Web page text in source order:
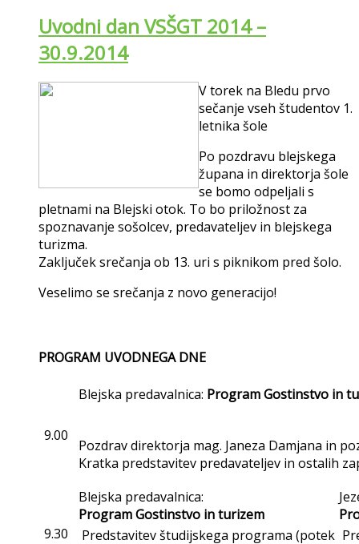
Uvodni dan VSŠGT 2014 –
30.9.2014
V torek na Bledu prvo
sečanje vseh študentov 1.
letnika šole
Po pozdravu blejskega
župana in direktorja šole
se bomo odpeljali s
pletnami na Blejski otok. To bo priložnost za
spoznavanje sošolcev, predavateljev in blejskega
turizma.
Zaključek srečanja ob 13. uri s piknikom pred šolo.
Veselimo se srečanja z novo generacijo!
PROGRAM UVODNEGA DNE
9.00
Blejska predavalnica: Program Gostinstvo in
Pozdrav direktorja mag. Janeza Damjana in
Kratka predstavitev predavateljev in ostalih
9.30
Blejska predavalnica:
Program Gostinstvo in turizem
Predstavitev študijskega programa (potek